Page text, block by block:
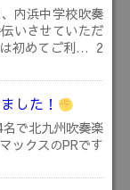
内浜中学校吹奏
いさせていただ
初めてご利… 2
した！
で北九州吹奏楽
ックスのPRです